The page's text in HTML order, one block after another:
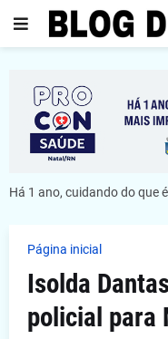
Há 1 ano, cuidando do que
Página inicial
Isolda
policial para